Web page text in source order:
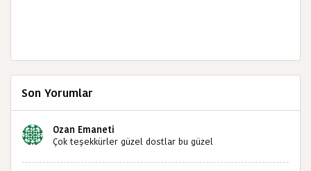
Son Yorumlar
Ozan Emaneti
Çok teşekkürler güzel dostlar bu güzel